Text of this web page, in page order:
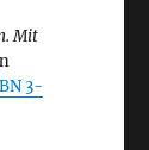
Mit
3-